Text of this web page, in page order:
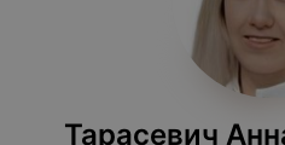
Тарасевич